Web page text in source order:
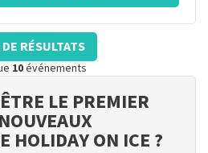
RÉSULTATS
10événements
LE PREMIER
HOLIDAY ON ICE ?